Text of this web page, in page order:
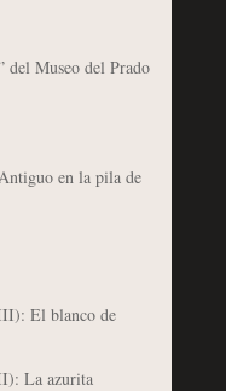
Museo del Prado
en la pila de
El blanco de
La azurita